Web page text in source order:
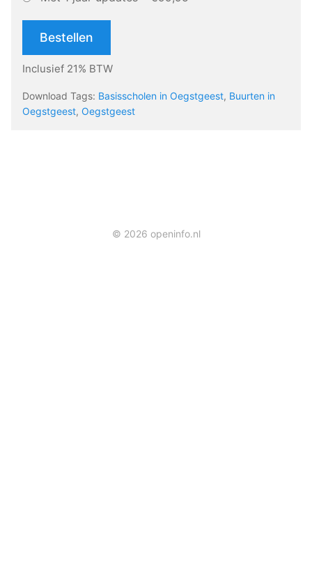
Bestellen
Inclusief 21% BTW
Download Tags: Basisscholen in Oegstgeest, Buurten in
Oegstgeest, Oegstgeest
© 2026 openinfo.nl